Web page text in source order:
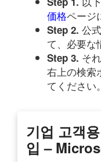
価格ページ
Step 2. 公
て、必要な
Step 3. そ
右上の検索
てください。
기업 고객
입 –